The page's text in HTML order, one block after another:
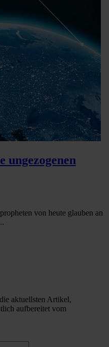
von heute glauben an
aktuellsten Artikel,
aufbereitet vom